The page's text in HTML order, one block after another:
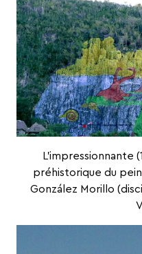
L’impressionnante
préhistorique du
González Morillo